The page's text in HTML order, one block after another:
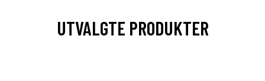
UTVALGTE PRODUKTER